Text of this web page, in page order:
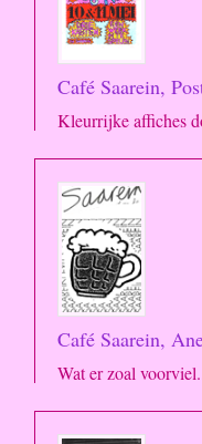
Café Saarein,
Kleurrijke affiches
Café Saarein,
Wat er zoal